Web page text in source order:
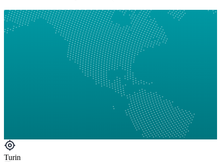
Turin